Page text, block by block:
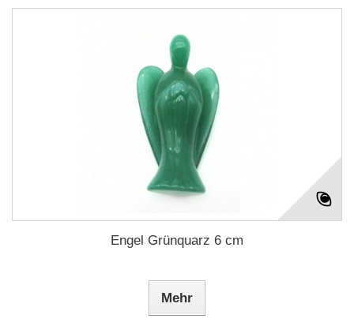
Engel Grünquarz 6 cm
Mehr